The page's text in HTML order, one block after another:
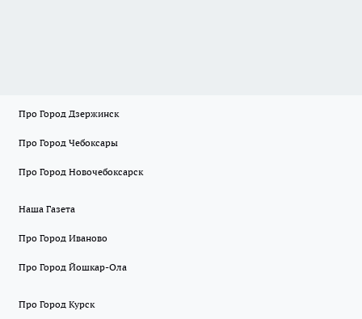
Про Город Дзержинск
Про Город Чебоксары
Про Город Новочебоксарск
Наша Газета
Про Город Иваново
Про Город Йошкар-Ола
Про Город Курск